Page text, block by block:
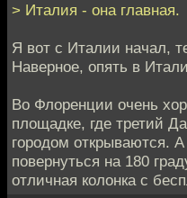
> Италия - она главная.
Я вот с Италии начал,
Наверное, опять в
Во Флоренции очень
площадке, где третий
городом открываются.
повернуться на 180
отличная колонка с